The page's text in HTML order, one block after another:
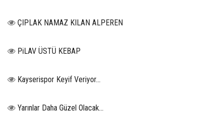
ÇIPLAK NAMAZ KILAN ALPEREN
PiLAV ÜSTÜ KEBAP
Kayserispor Keyif Veriyor...
Yarınlar Daha Güzel Olacak...